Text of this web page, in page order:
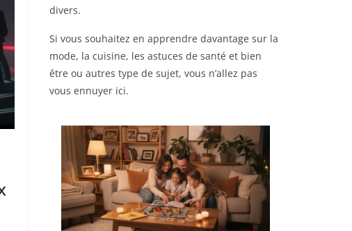
divers.
Si vous souhaitez en apprendre davantage sur la
mode, la cuisine, les astuces de santé et bien
être ou autres type de sujet, vous n’allez pas
vous ennuyer ici.